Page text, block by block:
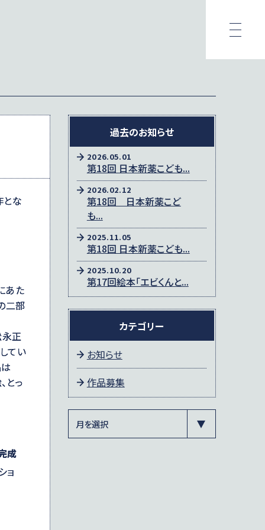
とな
あた
二部
正
てい
とっ
成
ョ
過去のお知らせ
2026.05.01
第18回 日本新薬こども...
2026.02.12
第18回 日本新薬こど
も...
2025.11.05
第18回 日本新薬こども...
2025.10.20
第17回絵本「エビくんと...
カテゴリー
お知らせ
作品募集